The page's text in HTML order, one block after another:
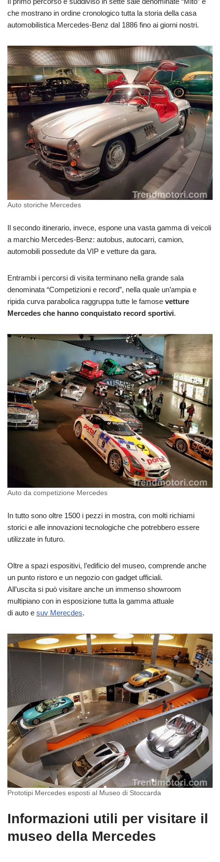
che mostrano in ordine cronologico tutta la storia della casa
automobilistica Mercedes-Benz dal 1886 fino ai giorni nostri.
Auto storiche Mercedes
Il secondo itinerario, invece, espone una vasta gamma di veicoli
a marchio Mercedes-Benz: autobus, autocarri, camion,
automobili possedute da VIP e vetture da gara.
Entrambi i percorsi di visita terminano nella grande sala
denominata “Competizioni e record”, nella quale un’ampia e
ripida curva parabolica raggruppa tutte le famose vetture
Mercedes che hanno conquistato record sportivi.
Auto da competizione Mercedes
In tutto sono oltre 1500 i pezzi in mostra, con molti richiami
storici e alle innovazioni tecnologiche che potrebbero essere
utilizzate in futuro.
Oltre a spazi espositivi, l’edificio del museo, comprende anche
un punto ristoro e un negozio con gadget ufficiali.
All’uscita si può visitare anche un immenso showroom
multipiano con in esposizione tutta la gamma attuale
di auto e suv Merecdes.
Prototipi Mercedes esposti al Museo di Stoccarda
Informazioni utili per visitare il
museo della Mercedes